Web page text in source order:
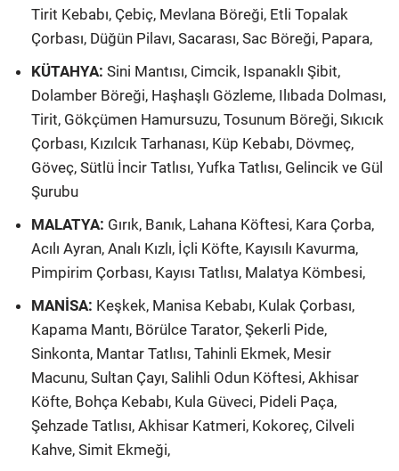
Tirit Kebabı, Çebiç, Mevlana Böreği, Etli Topalak
Çorbası, Düğün Pilavı, Sacarası, Sac Böreği, Papara,
KÜTAHYA: Sini Mantısı, Cimcik, Ispanaklı Şibit,
Dolamber Böreği, Haşhaşlı Gözleme, Ilıbada Dolması,
Tirit, Gökçümen Hamursuzu, Tosunum Böreği, Sıkıcık
Çorbası, Kızılcık Tarhanası, Küp Kebabı, Dövmeç,
Göveç, Sütlü İncir Tatlısı, Yufka Tatlısı, Gelincik ve Gül
Şurubu
MALATYA: Gırık, Banık, Lahana Köftesi, Kara Çorba,
Acılı Ayran, Analı Kızlı, İçli Köfte, Kayısılı Kavurma,
Pimpirim Çorbası, Kayısı Tatlısı, Malatya Kömbesi,
MANİSA: Keşkek, Manisa Kebabı, Kulak Çorbası,
Kapama Mantı, Börülce Tarator, Şekerli Pide,
Sinkonta, Mantar Tatlısı, Tahinli Ekmek, Mesir
Macunu, Sultan Çayı, Salihli Odun Köftesi, Akhisar
Köfte, Bohça Kebabı, Kula Güveci, Pideli Paça,
Şehzade Tatlısı, Akhisar Katmeri, Kokoreç, Cilveli
Kahve, Simit Ekmeği,